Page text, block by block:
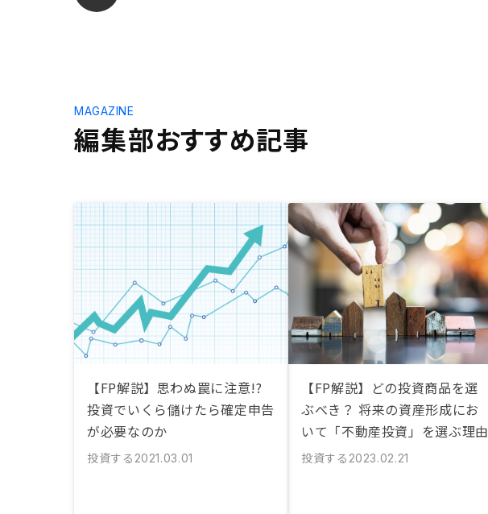
編集部おすすめ記事
MAGAZINE
【FP解説】思わぬ罠に注意!?
投資でいくら儲けたら確定申告
が必要なのか
投資する 2021.03.01
【FP解説】どの投資商品を選
ぶべき？ 将来の資産形成にお
いて「不動産投資」を選ぶ理由
投資する 2023.02.21